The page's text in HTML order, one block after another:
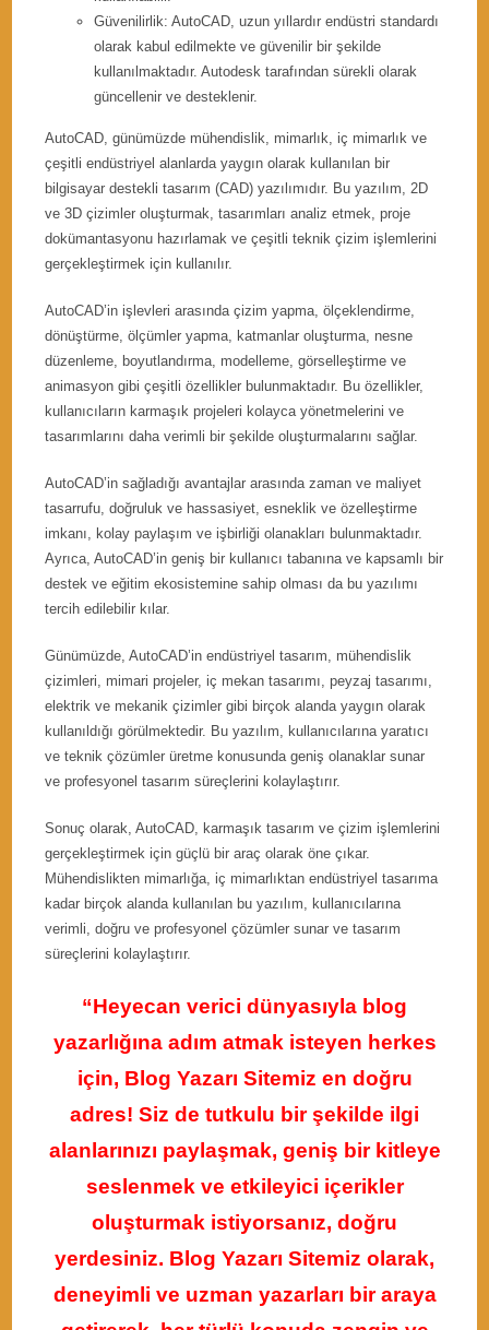
Güvenilirlik: AutoCAD, uzun yıllardır endüstri standardı
olarak kabul edilmekte ve güvenilir bir şekilde
kullanılmaktadır. Autodesk tarafından sürekli olarak
güncellenir ve desteklenir.
AutoCAD, günümüzde mühendislik, mimarlık, iç mimarlık ve
çeşitli endüstriyel alanlarda yaygın olarak kullanılan bir
bilgisayar destekli tasarım (CAD) yazılımıdır. Bu yazılım, 2D
ve 3D çizimler oluşturmak, tasarımları analiz etmek, proje
dokümantasyonu hazırlamak ve çeşitli teknik çizim işlemlerini
gerçekleştirmek için kullanılır.
AutoCAD’in işlevleri arasında çizim yapma, ölçeklendirme,
dönüştürme, ölçümler yapma, katmanlar oluşturma, nesne
düzenleme, boyutlandırma, modelleme, görselleştirme ve
animasyon gibi çeşitli özellikler bulunmaktadır. Bu özellikler,
kullanıcıların karmaşık projeleri kolayca yönetmelerini ve
tasarımlarını daha verimli bir şekilde oluşturmalarını sağlar.
AutoCAD’in sağladığı avantajlar arasında zaman ve maliyet
tasarrufu, doğruluk ve hassasiyet, esneklik ve özelleştirme
imkanı, kolay paylaşım ve işbirliği olanakları bulunmaktadır.
Ayrıca, AutoCAD’in geniş bir kullanıcı tabanına ve kapsamlı bir
destek ve eğitim ekosistemine sahip olması da bu yazılımı
tercih edilebilir kılar.
Günümüzde, AutoCAD’in endüstriyel tasarım, mühendislik
çizimleri, mimari projeler, iç mekan tasarımı, peyzaj tasarımı,
elektrik ve mekanik çizimler gibi birçok alanda yaygın olarak
kullanıldığı görülmektedir. Bu yazılım, kullanıcılarına yaratıcı
ve teknik çözümler üretme konusunda geniş olanaklar sunar
ve profesyonel tasarım süreçlerini kolaylaştırır.
Sonuç olarak, AutoCAD, karmaşık tasarım ve çizim işlemlerini
gerçekleştirmek için güçlü bir araç olarak öne çıkar.
Mühendislikten mimarlığa, iç mimarlıktan endüstriyel tasarıma
kadar birçok alanda kullanılan bu yazılım, kullanıcılarına
verimli, doğru ve profesyonel çözümler sunar ve tasarım
süreçlerini kolaylaştırır.
“Heyecan verici dünyasıyla blog
yazarlığına adım atmak isteyen herkes
için, Blog Yazarı Sitemiz en doğru
adres! Siz de tutkulu bir şekilde ilgi
alanlarınızı paylaşmak, geniş bir kitleye
seslenmek ve etkileyici içerikler
oluşturmak istiyorsanız, doğru
yerdesiniz. Blog Yazarı Sitemiz olarak,
deneyimli ve uzman yazarları bir araya